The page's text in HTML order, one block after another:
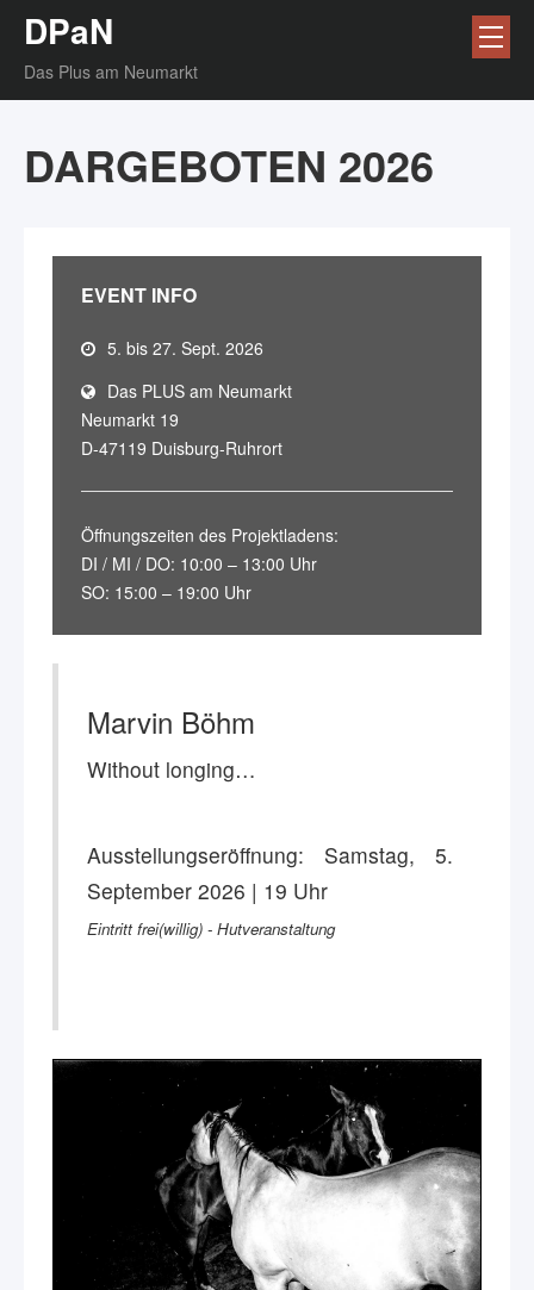
DPaN
Das Plus am Neumarkt
DARGEBOTEN 2026
EVENT INFO
5. bis 27. Sept. 2026
Das PLUS am Neumarkt
Neumarkt 19
D-47119 Duisburg-Ruhrort
Öffnungszeiten des Projektladens:
DI / MI / DO: 10:00 – 13:00 Uhr
SO: 15:00 – 19:00 Uhr
Marvin Böhm
Without longing…
Ausstellungseröffnung: Samstag, 5.
September 2026 | 19 Uhr
Eintritt frei(willig) - Hutveranstaltung